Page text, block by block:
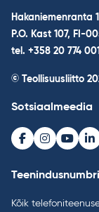
Hakaniemenranta
P.O. Kast 107, FI-
tel. +358 20 774 001
© Teollisuusliitto
Sotsiaalmeedia
Facebook
Instagram
Kõik